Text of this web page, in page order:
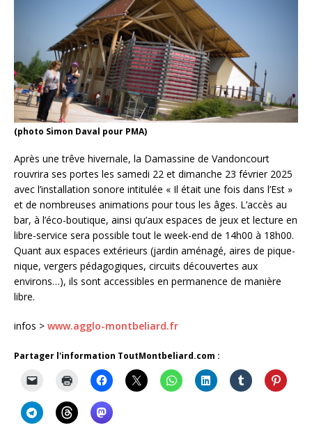
(photo Simon Daval pour PMA)
Après une trêve hivernale, la Damassine de Vandoncourt
rouvrira ses portes les samedi 22 et dimanche 23 février 2025
avec l’installation sonore intitulée « Il était une fois dans l’Est »
et de nombreuses animations pour tous les âges. L’accès au
bar, à l’éco-boutique, ainsi qu’aux espaces de jeux et lecture en
libre-service sera possible tout le week-end de 14h00 à 18h00.
Quant aux espaces extérieurs (jardin aménagé, aires de pique-
nique, vergers pédagogiques, circuits découvertes aux
environs…), ils sont accessibles en permanence de manière
libre.
infos > www.agglo-montbeliard.fr
Partager l'information ToutMontbeliard.com :